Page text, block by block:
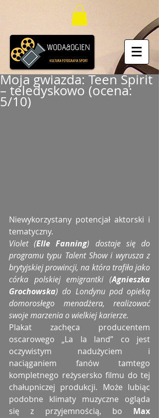
Moja gwiazda: Teen Spirit
– teledyskowo (ocena:
5/10)
Niewykorzystany potencjał aktorski i
tematyczny.
Violet (Elle Fanning) dostaje się do
programu typu Talent Show i wyrusza z
brytyjskiej prowincji, na która trafiła jako
córka polskiej emigrantki (Agnieszka
Grochowska) do Londynu pod opieką
domorosłego menadżera, realizować
swoje marzenia o wielkiej karierze.
Plakat zachęca producentem
oscarowego „La la land” co jest
oczywistym nadużyciem i
naciąganiem fanów tamtego
kompletnego reżysersko filmu do tej
chałupniczej produkcji. Może lubiąc
podobne klimaty muzyczne ogląda
się z przyjemnością, bo Max